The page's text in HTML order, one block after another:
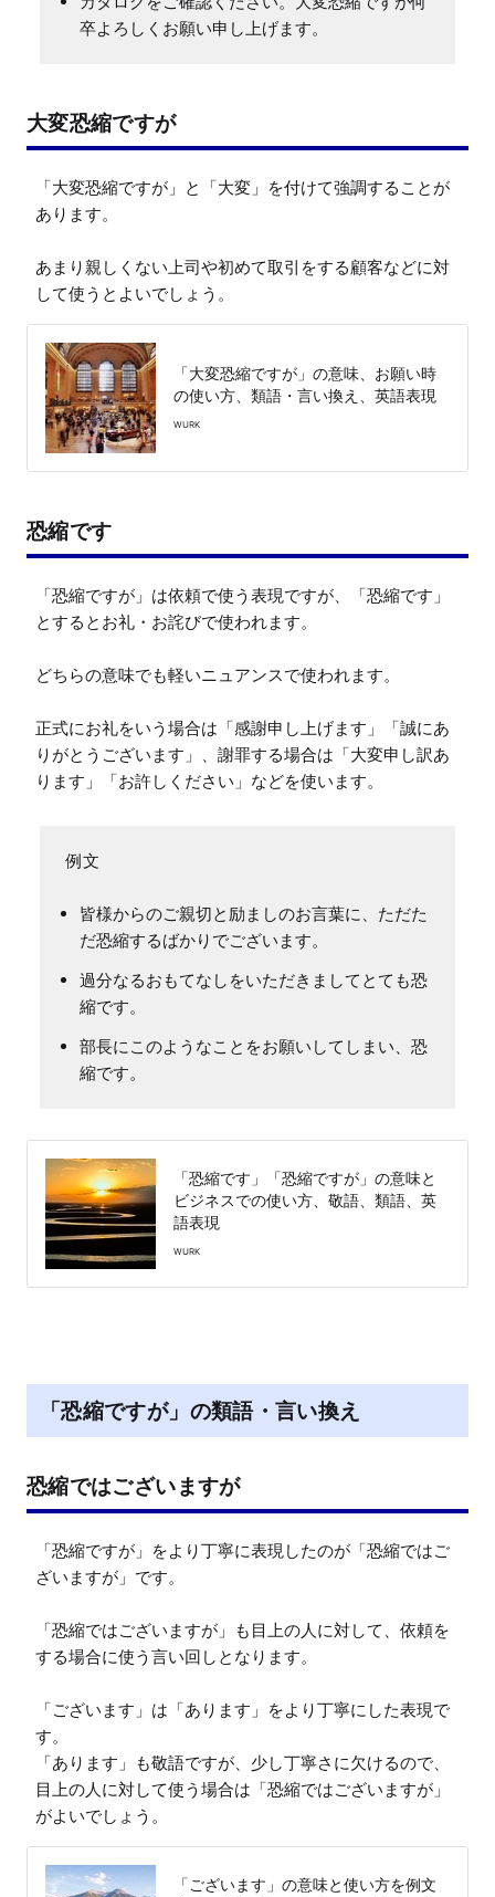
卒よろしくお願い申し上げます。
大変恐縮ですが
「大変恐縮ですが」と「大変」を付けて強調することが
あります。
あまり親しくない上司や初めて取引をする顧客などに対
して使うとよいでしょう。
「大変恐縮ですが」の意味、お願い時
の使い方、類語・言い換え、英語表現
WURK
恐縮です
「恐縮ですが」は依頼で使う表現ですが、「恐縮です」
とするとお礼・お詫びで使われます。
どちらの意味でも軽いニュアンスで使われます。
正式にお礼をいう場合は「感謝申し上げます」「誠にあ
りがとうございます」、謝罪する場合は「大変申し訳あ
ります」「お許しください」などを使います。
皆様からのご親切と励ましのお言葉に、ただた
だ恐縮するばかりでございます。
過分なるおもてなしをいただきましてとても恐
縮です。
部長にこのようなことをお願いしてしまい、恐
縮です。
「恐縮です」「恐縮ですが」の意味と
ビジネスでの使い方、敬語、類語、英
語表現
WURK
「恐縮ですが」の類語・言い換え
恐縮ではございますが
「恐縮ですが」をより丁寧に表現したのが「恐縮ではご
ざいますが」です。
「恐縮ではございますが」も目上の人に対して、依頼を
する場合に使う言い回しとなります。
「ございます」は「あります」をより丁寧にした表現で
す。
「あります」も敬語ですが、少し丁寧さに欠けるので、
目上の人に対して使う場合は「恐縮ではございますが」
がよいでしょう。
「ございます」の意味と使い方を例文